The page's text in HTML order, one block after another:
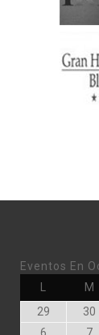
Eventos En
M
29
29,
30